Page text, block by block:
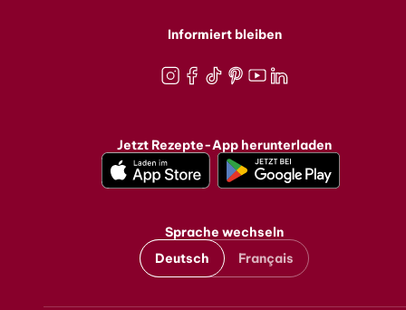
Informiert bleiben
Jetzt Rezepte-App herunterladen
Sprache wechseln
Deutsch
Français